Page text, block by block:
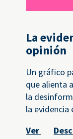
La
opinión
Un gráfico
que alienta
la
la evidencia
Ver